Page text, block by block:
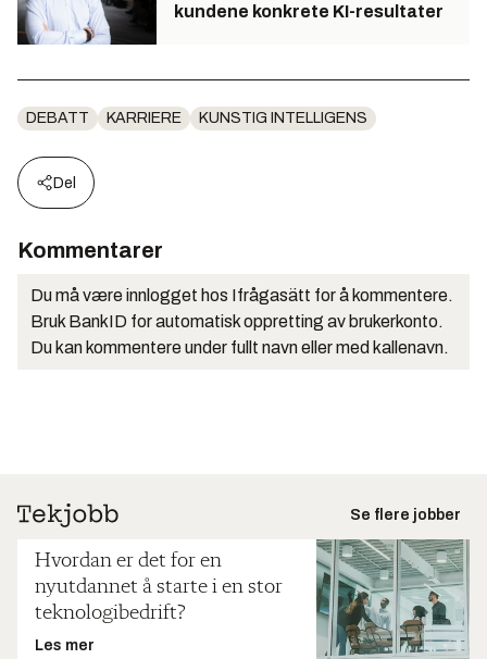
kundene konkrete KI-resultater
DEBATT KARRIERE KUNSTIG INTELLIGENS
Del
Kommentarer
Du må være innlogget hos Ifrågasätt for å kommentere.
Bruk BankID for automatisk oppretting av brukerkonto.
Du kan kommentere under fullt navn eller med kallenavn.
Se flere jobber
Hvordan er det for en
nyutdannet å starte i en stor
teknologibedrift?
Les mer